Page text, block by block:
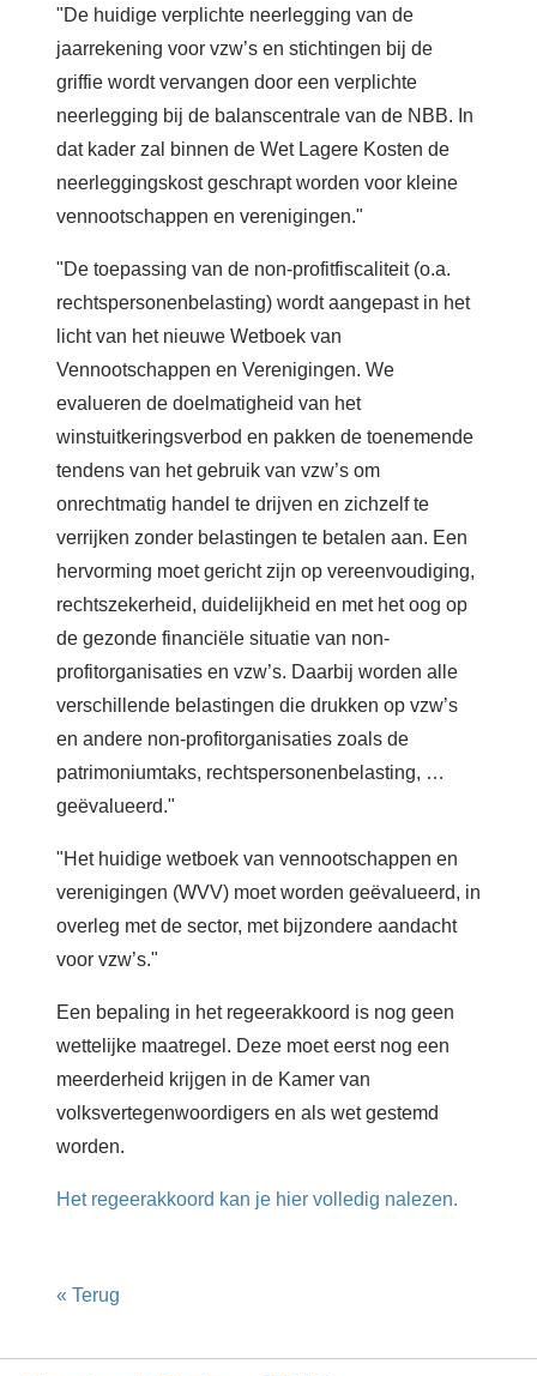
"De huidige verplichte neerlegging van de
jaarrekening voor vzw’s en stichtingen bij de
griffie wordt vervangen door een verplichte
neerlegging bij de balanscentrale van de NBB. In
dat kader zal binnen de Wet Lagere Kosten de
neerleggingskost geschrapt worden voor kleine
vennootschappen en verenigingen."
"De toepassing van de non-profitfiscaliteit (o.a.
rechtspersonenbelasting) wordt aangepast in het
licht van het nieuwe Wetboek van
Vennootschappen en Verenigingen. We
evalueren de doelmatigheid van het
winstuitkeringsverbod en pakken de toenemende
tendens van het gebruik van vzw’s om
onrechtmatig handel te drijven en zichzelf te
verrijken zonder belastingen te betalen aan. Een
hervorming moet gericht zijn op vereenvoudiging,
rechtszekerheid, duidelijkheid en met het oog op
de gezonde financiële situatie van non-
profitorganisaties en vzw’s. Daarbij worden alle
verschillende belastingen die drukken op vzw’s
en andere non-profitorganisaties zoals de
patrimoniumtaks, rechtspersonenbelasting, …
geëvalueerd."
"Het huidige wetboek van vennootschappen en
verenigingen (WVV) moet worden geëvalueerd, in
overleg met de sector, met bijzondere aandacht
voor vzw’s."
Een bepaling in het regeerakkoord is nog geen
wettelijke maatregel. Deze moet eerst nog een
meerderheid krijgen in de Kamer van
volksvertegenwoordigers en als wet gestemd
worden.
Het regeerakkoord kan je hier volledig nalezen.
« Terug